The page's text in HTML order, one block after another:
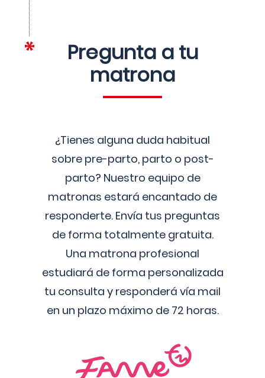
Pregunta a tu
matrona
¿Tienes alguna duda habitual
sobre pre-parto, parto o post-
parto? Nuestro equipo de
matronas estará encantado de
responderte. Envía tus preguntas
de forma totalmente gratuita.
Una matrona profesional
estudiará de forma personalizada
tu consulta y responderá vía mail
en un plazo máximo de 72 horas.